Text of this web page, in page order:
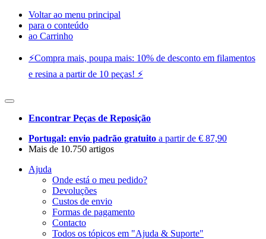
Voltar ao menu principal
para o conteúdo
ao Carrinho
⚡️Compra mais, poupa mais: 10% de desconto em filamentos
e resina a partir de 10 peças! ⚡️
Encontrar Peças de Reposição
Portugal: envio padrão gratuito a partir de € 87,90
Mais de 10.750 artigos
Ajuda
Onde está o meu pedido?
Devoluções
Custos de envio
Formas de pagamento
Contacto
Todos os tópicos em "Ajuda & Suporte"